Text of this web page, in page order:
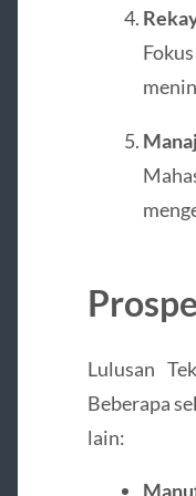
Lulusan
Beberapa
lain: